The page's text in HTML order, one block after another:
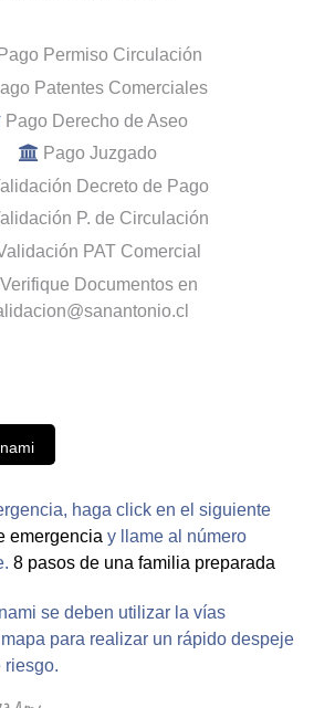
Pago Permiso Circulación
Patentes Comerciales
Pago Derecho de Aseo
Pago Juzgado
Decreto de Pago
P. de Circulación
PAT Comercial
Verifique Documentos en
haga click en el siguiente
emergencia y llame al número
8 pasos de una familia preparada
se deben utilizar la vías
para realizar un rápido despeje
riesgo.